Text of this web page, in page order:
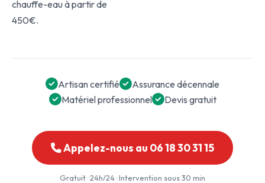
chauffe-eau à partir de
450€.
Artisan certifié
Assurance décennale
Matériel professionnel
Devis gratuit
Appelez-nous au 06 18 30 31 15
Gratuit · 24h/24 · Intervention sous 30 min